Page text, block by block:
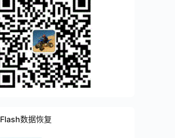
Flash数据恢复